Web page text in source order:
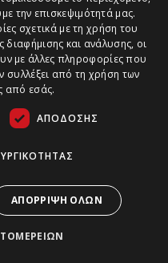
την επισκεψιμότητά μας.
σχετικά με τη χρήση του
και ανάλυσης, οι
με άλλες πληροφορίες που
συλλέξει από τη χρήση των
από εσάς.
ΑΠΌΔΟΣΗΣ
ΑΠΌΡΡΙΨΗ ΌΛΩΝ